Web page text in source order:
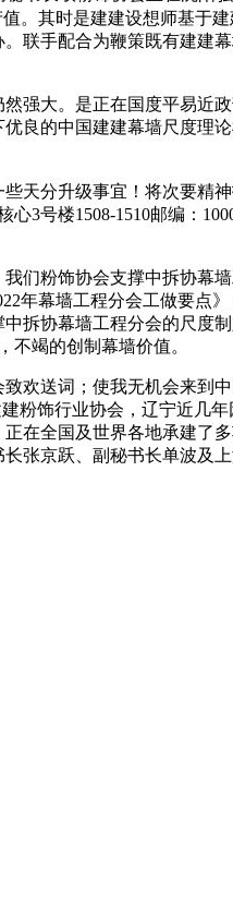
。其时是建建设想师基于
联手配合为鞭策既有建建
大。是正在国度平易近
良的中国建建幕墙尺度理
天分升级事宜！将次要精
3号楼1508-1510邮编：
粉饰协会支撑中拆协幕
年幕墙工程分会工做要点
拆协幕墙工程分会的尺度
不竭的创制幕墙价值。
送词；使我无机会来到
粉饰行业协会，辽宁近几
在全国及世界各地承建了
张京跃、副秘书长单波及